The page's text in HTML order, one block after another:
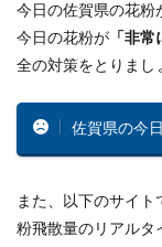
今日の佐賀県の花粉
今日の花粉が 「非常
全の対策をとりまし
佐賀県の今
また、以下のサイ
粉飛散量のリアルタ